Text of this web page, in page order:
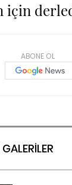
için
ABONE OL